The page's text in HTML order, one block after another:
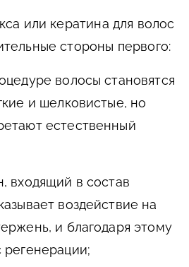
или кератина для волос
стороны первого:
волосы становятся
и шелковистые, но
естественный
входящий в состав
воздействие на
и благодаря этому
регенерации;